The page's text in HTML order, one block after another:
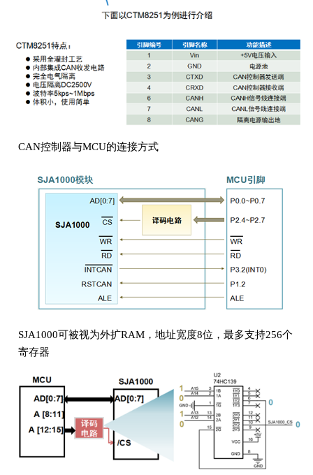
CAN控制器与MCU的连接方式
SJA1000可被视为外扩RAM，地址宽度8位，最多支持256个
寄存器